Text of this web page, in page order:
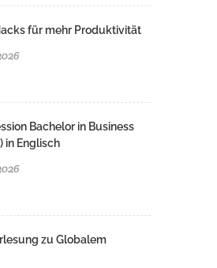
für mehr Produktivität
Bachelor in Business
in Englisch
zu Globalem